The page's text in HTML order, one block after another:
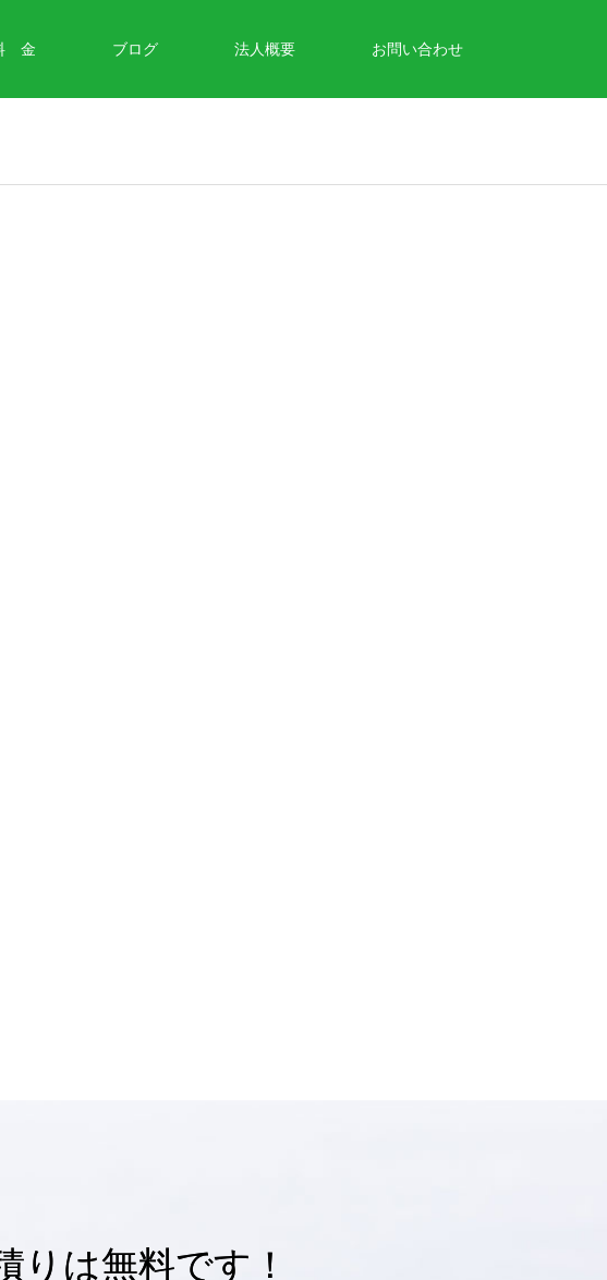
金 ブログ 法人概要 お問い合わせ
りは無料です！